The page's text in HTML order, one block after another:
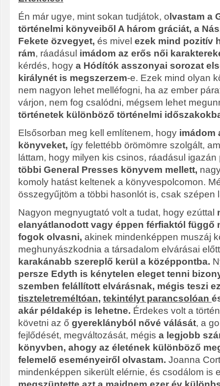
Én már ugye, mint sokan tudjátok, o lvastam a
történelmi könyveiből A három gráciát, a
Fekete özvegyet, és mivel ezek mind pozitív
rám, ráadásul imádom az erős női
kérdés, hogy a Hódítók asszonyai sorozat
királynét is megszerzem-e. Ezek mind olyan
nem nagyon lehet melléfogni, ha az ember
várjon, nem fog csalódni, mégsem lehet
történetek különböző történelmi
Elsősorban meg kell említenem, hogy imádom
könyveket, így felettébb örömömre szolgált,
láttam, hogy milyen kis csinos, ráadásul igazán
többi General Presses könyvem mellett,
komoly hatást keltenek a könyvespolcomon.
összegyűjtöm a többi hasonlót is, csak szépen
Nagyon megnyugtató volt a tudat, hogy ezúttal
elanyátlanodott vagy éppen férfiaktól függő
fogok olvasni, akinek mindenképpen muszáj
meghunyászkodnia a társadalom elvárásai
karakánabb szereplő kerül a középpontba.
persze Edyth is kénytelen eleget tenni
szemben felállított elvárásnak, mégis teszi
tiszteletreméltóan, tekintélyt parancsolóan
akár példakép is lehetne. Érdekes volt a
követni az ő gyereklányból nővé válását, a
fejlődését, megváltozását, mégis a legjobb
könyvben, ahogy az életének különböző
felemelő eseményeiről olvastam. Joanna
mindenképpen sikerült elérnie, és csodálom is